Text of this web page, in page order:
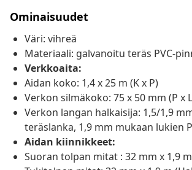
Ominaisuudet
Väri: vihreä
Materiaali: galvanoitu teräs PVC-
Verkkoaita:
Aidan koko: 1,4 x 25 m (K x P)
Verkon silmäkoko: 75 x 50 mm (P x
Verkon langan halkaisija: 1,5/1,9
teräslanka, 1,9 mm mukaan lukien
Aidan kiinnikkeet:
Suoran tolpan mitat : 32 mm x 1,9